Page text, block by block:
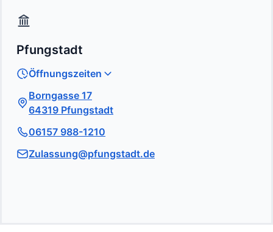
Pfungstadt
Öffnungszeiten
Borngasse 17
64319 Pfungstadt
06157 988-1210
Zulassung@pfungstadt.de